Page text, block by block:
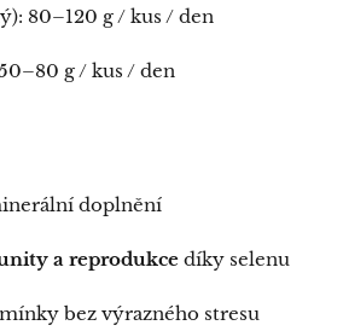
80–120 g / kus / den
g / kus / den
doplnění
a reprodukce díky selenu
bez výrazného stresu